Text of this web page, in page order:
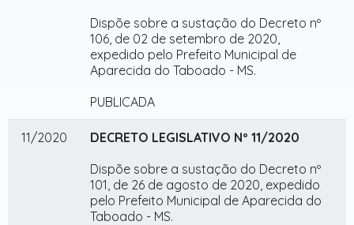
Dispõe sobre a sustação do Decreto nº
106, de 02 de setembro de 2020,
expedido pelo Prefeito Municipal de
Aparecida do Taboado - MS.
PUBLICADA
11/2020
DECRETO LEGISLATIVO Nº 11/2020
Dispõe sobre a sustação do Decreto nº
101, de 26 de agosto de 2020, expedido
pelo Prefeito Municipal de Aparecida do
Taboado - MS.